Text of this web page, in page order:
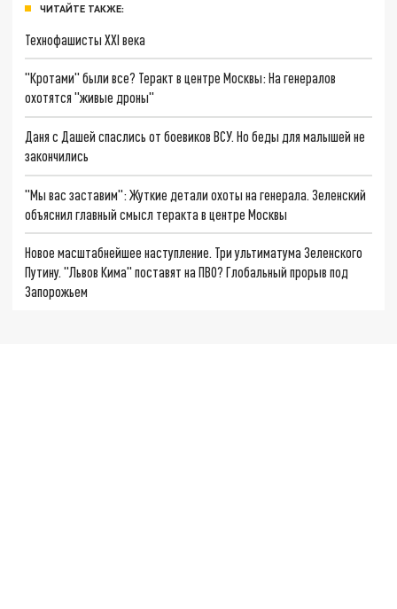
ЧИТАЙТЕ ТАКЖЕ:
Технофашисты XXI века
"Кротами" были все? Теракт в центре Москвы: На генералов
охотятся "живые дроны"
Даня с Дашей спаслись от боевиков ВСУ. Но беды для малышей не
закончились
"Мы вас заставим": Жуткие детали охоты на генерала. Зеленский
объяснил главный смысл теракта в центре Москвы
Новое масштабнейшее наступление. Три ультиматума Зеленского
Путину. "Львов Кима" поставят на ПВО? Глобальный прорыв под
Запорожьем